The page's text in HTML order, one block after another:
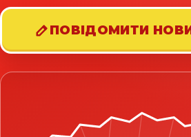
ПОВІДОМИТИ